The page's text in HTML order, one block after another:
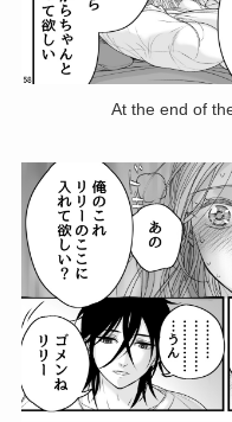
At the end of